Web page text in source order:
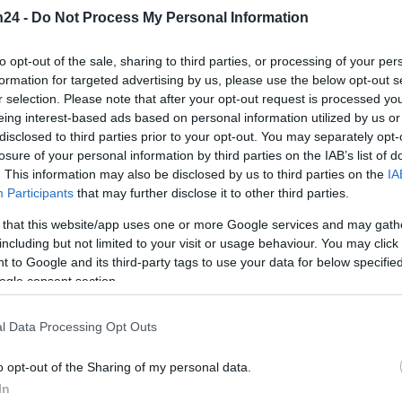
- Do Not Process My Personal Information
opt-out of the sale, sharing to third parties, or processing of your
for targeted advertising by us, please use the below opt-out
selection. Please note that after your opt-out request is processed
interest-based ads based on personal information utilized by us
to third parties prior to your opt-out. You may separately
of your personal information by third parties on the IAB’s list of
This information may also be disclosed by us to third parties on the
Participants that may further disclose it to other third parties.
that this website/app uses one or more Google services and may
but not limited to your visit or usage behaviour. You may
to Google and its third-party tags to use your data for below
consent section.
Data Processing Opt Outs
opt-out of the Sharing of my personal data.
Vergelijk gratis spins en bitcoin casino’s:
wat je moet weten
Een praktische samenvatting van casino bonussen, populaire
slots en waarom crypto betalingen aantrekkelijk zijn voor
Francesca Lombardi · 9 apr 2026
CRYPTOVALUTA